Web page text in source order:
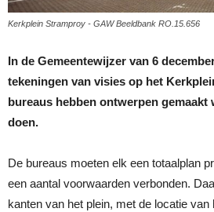
Kerkplein Stramproy - GAW Beeldbank RO.15.656
In de Gemeentewijzer van 6
tekeningen van visies op het
bureaus hebben ontwerpen gemaakt
doen.
De bureaus moeten elk een totaalplan
een aantal voorwaarden verbonden.
kanten van het plein, met de locatie van